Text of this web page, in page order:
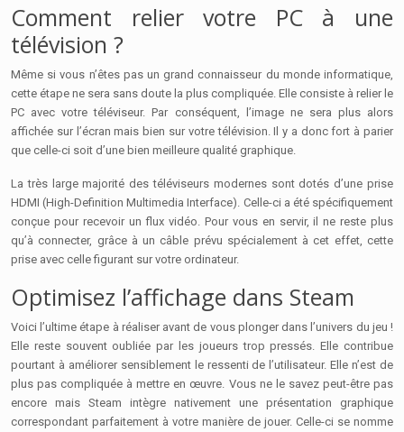
Comment relier votre PC à une
télévision ?
Même si vous n’êtes pas un grand connaisseur du monde informatique,
cette étape ne sera sans doute la plus compliquée. Elle consiste à relier le
PC avec votre téléviseur. Par conséquent, l’image ne sera plus alors
affichée sur l’écran mais bien sur votre télévision. Il y a donc fort à parier
que celle-ci soit d’une bien meilleure qualité graphique.
La très large majorité des téléviseurs modernes sont dotés d’une prise
HDMI (High-Definition Multimedia Interface). Celle-ci a été spécifiquement
conçue pour recevoir un flux vidéo. Pour vous en servir, il ne reste plus
qu’à connecter, grâce à un câble prévu spécialement à cet effet, cette
prise avec celle figurant sur votre ordinateur.
Optimisez l’affichage dans Steam
Voici l’ultime étape à réaliser avant de vous plonger dans l’univers du jeu !
Elle reste souvent oubliée par les joueurs trop pressés. Elle contribue
pourtant à améliorer sensiblement le ressenti de l’utilisateur. Elle n’est de
plus pas compliquée à mettre en œuvre. Vous ne le savez peut-être pas
encore mais Steam intègre nativement une présentation graphique
correspondant parfaitement à votre manière de jouer. Celle-ci se nomme